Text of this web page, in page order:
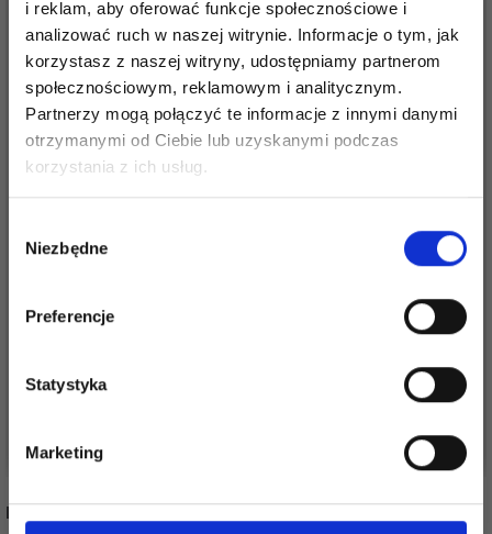
i reklam, aby oferować funkcje społecznościowe i
analizować ruch w naszej witrynie. Informacje o tym, jak
korzystasz z naszej witryny, udostępniamy partnerom
społecznościowym, reklamowym i analitycznym.
Partnerzy mogą połączyć te informacje z innymi danymi
otrzymanymi od Ciebie lub uzyskanymi podczas
korzystania z ich usług.
zgody
Niezbędne
Preferencje
Statystyka
Marketing
LINDEHOBBY
SZNUREK DO
LINDEHOBBY
MACRAME LUX,
SZNUREK DO
MAKRAMY, 4 MM
46,95 zł
31/08/2026
Zobacz wszystkie opcje
INNI TEŻ WIDZIELI
Oszczędź nawet do 50%
miłośników włóczek i uzyskaj wyłączny
dostęp do inspirujących wzorów na druty i